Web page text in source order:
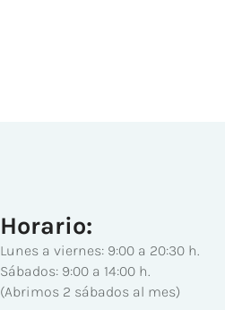
Horario:
Lunes a viernes: 9:00 a 20:30 h.
Sábados: 9:00 a 14:00 h.
(Abrimos 2 sábados al mes)